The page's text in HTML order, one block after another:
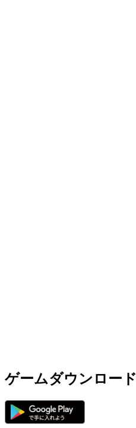
ゲームダウンロード